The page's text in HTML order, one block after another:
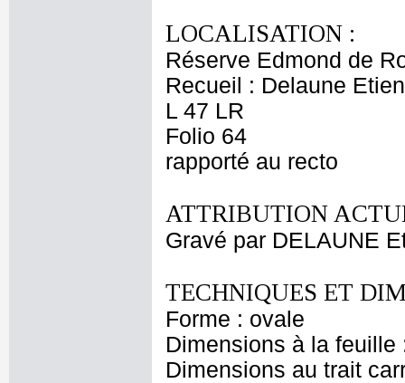
LOCALISATION :
Réserve Edmond de
Recueil : Delaune
L 47 LR
Folio 64
rapporté au recto
ATTRIBUTION
Gravé par DELAUNE
TECHNIQUES ET
Forme : ovale
Dimensions à la
Dimensions au trait